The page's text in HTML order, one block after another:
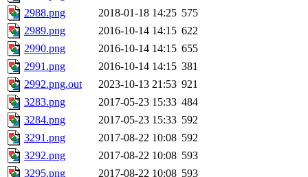
2988.png
2018-01-18 14:25 575
2989.png
2016-10-14 14:15 622
2990.png
2016-10-14 14:15 655
2991.png
2016-10-14 14:15 381
2992.png.out
2023-10-13 21:53 921
3283.png
2017-05-23 15:33 484
3284.png
2017-05-23 15:33 592
3291.png
2017-08-22 10:08 592
3292.png
2017-08-22 10:08 593
3295.png
2017-08-22 10:08 593